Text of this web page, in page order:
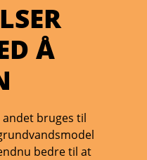
Å
bruges til
bedre til at